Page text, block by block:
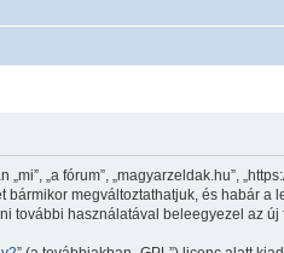
„a fórum”, „magyarzeldak.hu”,
megváltoztathatjuk, és habár
további használatával beleegyezel az új